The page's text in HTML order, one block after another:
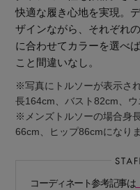
快適な履き心地を実現。
ザインながら、それぞれ
に合わせてカラーを選べ
こと間違いなし。
※写真にトルソーが表示さ
長164cm、バスト82cm、
※メンズトルソーの場合身
66cm、ヒップ86cmになりま
コーディネート参考記事は